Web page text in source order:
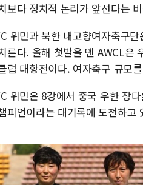
보다 정치적 논리가 앞선다는
위민과 북한 내고향여자축구
른다. 올해 첫발을 뗀 AWCL은
럽 대항전이다. 여자축구 규모
위민은 8강에서 중국 우한 장
피언이라는 대기록에 도전하고